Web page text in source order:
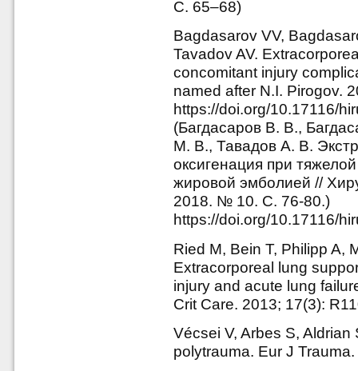
C. 65–68)
Bagdasarov VV,
Tavadov AV.
concomitant injury
named after N.I. Pirogov.
https://doi.org/10.17116/
(Багдасаров В. В.,
М. В., Тавадов А. В.
оксигенация при
жировой эмболией //
2018. № 10. С. 76-80.)
https://doi.org/10.17116/
Ried M, Bein T, Philipp A,
Extracorporeal lung
injury and acute lung
Crit Care. 2013; 17(3):
Vécsei V, Arbes S,
polytrauma. Eur J